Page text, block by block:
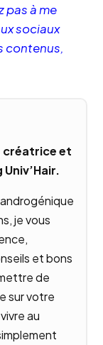
pas à me
sociaux
contenus,
créatrice et
je vous
et bons
de
sur votre
au